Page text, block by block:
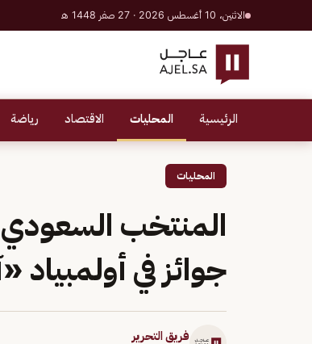
الاثنين، 10 أغسطس 2026 · 27 صفر 1448 هـ
الرئيسية المحليات الاقتصاد رياضة
المحليات
جوائز في أولمبياد
فريق التحرير